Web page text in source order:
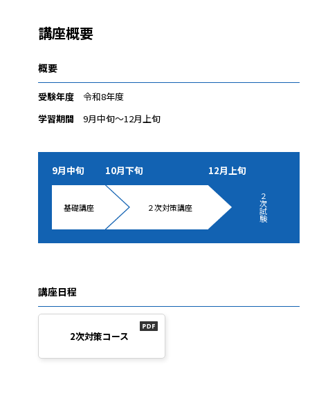
講座概要
概要
受験年度
令和8年度
学習期間
9月中旬～12月上旬
9月中旬 10月下旬 12月上旬
基礎講座 ２次対策講座
２
次
試
験
講座日程
2次対策コース